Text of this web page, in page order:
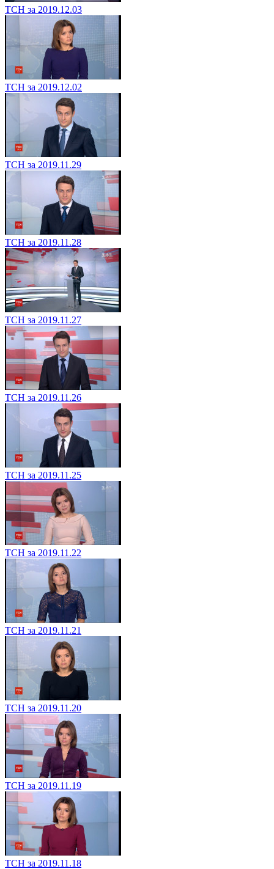
ТСН за 2019.12.03
ТСН за 2019.12.02
ТСН за 2019.11.29
ТСН за 2019.11.28
ТСН за 2019.11.27
ТСН за 2019.11.26
ТСН за 2019.11.25
ТСН за 2019.11.22
ТСН за 2019.11.21
ТСН за 2019.11.20
ТСН за 2019.11.19
ТСН за 2019.11.18